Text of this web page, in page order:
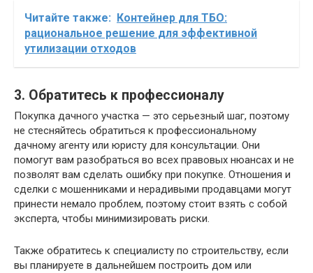
Читайте также:
Контейнер для ТБО:
рациональное решение для эффективной
утилизации отходов
3. Обратитесь к профессионалу
Покупка дачного участка — это серьезный шаг, поэтому
не стесняйтесь обратиться к профессиональному
дачному агенту или юристу для консультации. Они
помогут вам разобраться во всех правовых нюансах и не
позволят вам сделать ошибку при покупке. Отношения и
сделки с мошенниками и нерадивыми продавцами могут
принести немало проблем, поэтому стоит взять с собой
эксперта, чтобы минимизировать риски.
Также обратитесь к специалисту по строительству, если
вы планируете в дальнейшем построить дом или